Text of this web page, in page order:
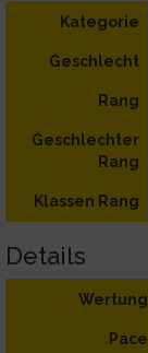
Kategorie
Geschlecht
Rang
Geschlechter
Rang
Klassen Rang
Details
Wertung
Pace